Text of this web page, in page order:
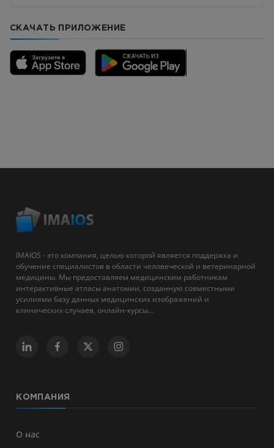
СКАЧАТЬ ПРИЛОЖЕНИЕ
IMAIOS - это компания, целью которой является поддержка и
обучение специалистов в области человеческой и ветеринарной
медицины. Мы предоставляем медицинским работникам
интерактивные атласы анатомии, созданную совместными
усилиями базу данных медицинских изображений и
клинических случаев, онлайн-курсы...
КОМПАНИЯ
О нас